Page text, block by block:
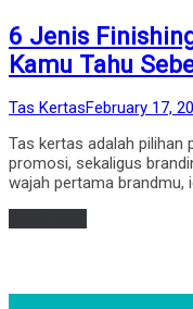
6 Jenis
Kamu Tahu
by
Tas KertasPosted
February 17,
Tas kertas adalah pilihan
promosi, sekaligus
wajah pertama brandmu,